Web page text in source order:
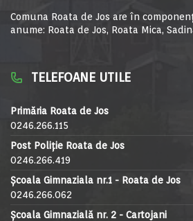
Comuna Roata de Jos are în
anume: Roata de Jos, Roata Mica,
TELEFOANE UTILE
Primăria Roata de Jos
0246.266.115
Post Poliție Roata de Jos
0246.266.419
Școala Gimnaziala nr.1 - Roata de Jos
0246.266.062
Școala Gimnazială nr. 2 - Cartojani